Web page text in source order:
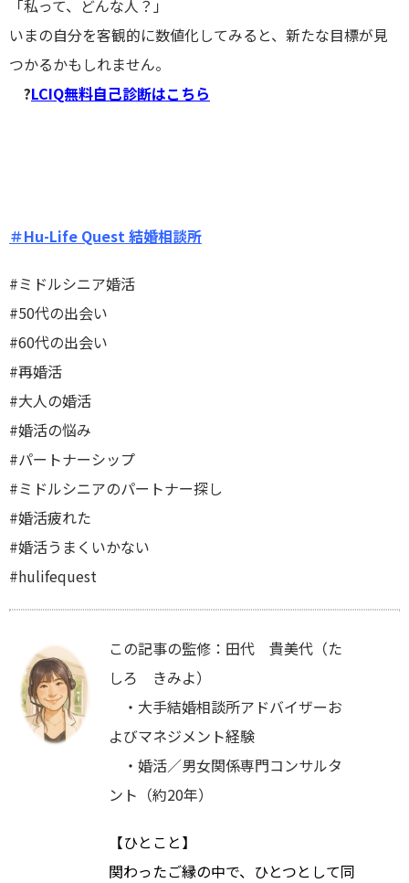
「私って、どんな人？」
いまの自分を客観的に数値化してみると、新たな目標が見
つかるかもしれません。
?LCIQ無料自己診断はこちら
＃Hu-Life Quest 結婚相談所
#ミドルシニア婚活
#50代の出会い
#60代の出会い
#再婚活
#大人の婚活
#婚活の悩み
#パートナーシップ
#ミドルシニアのパートナー探し
#婚活疲れた
#婚活うまくいかない
#hulifequest
この記事の監修：田代 貴美代（た
しろ きみよ）
・大手結婚相談所アドバイザーお
よびマネジメント経験
・婚活／男女関係専門コンサルタ
ント（約20年）
【ひとこと】
関わったご縁の中で、ひとつとして同